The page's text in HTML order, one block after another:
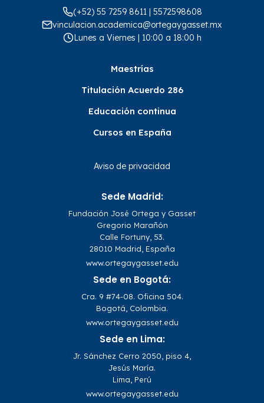
(+52) 55 7259 8611 | 5572598608
vinculacion.academica@ortegaygasset.mx
Lunes a Viernes | 10:00 a 18:00 h
Maestrías
Titulación Acuerdo 286
Educación continua
Cursos en España
Aviso de privacidad
Sede Madrid:
Fundación José Ortega y Gasset
Gregorio Marañón
Calle Fortuny, 53.
28010 Madrid, España
www.ortegaygasset.edu
Sede en Bogotá:
Cra. 9 #74-08. Oficina 504.
Bogotá, Colombia.
www.ortegaygasset.edu
Sede en Lima:
Jr. Sánchez Cerro 2050, piso 4,
Jesús María.
Lima, Perú
www.ortegaygasset.edu